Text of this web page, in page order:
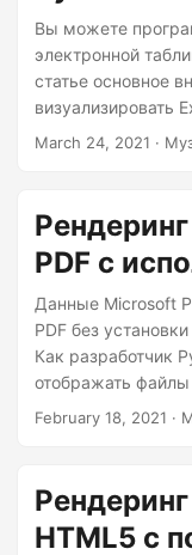
Вы можете
электронной
статье основное
визуализировать
Python.
March 24, 2021 ·
PDF с
Данные Microsoft
PDF без
Как разработчик
отображать файлы
облаке. В этой
раскрыты
документов REST
проекта с
February 18, 2021 ·
HTML5 с